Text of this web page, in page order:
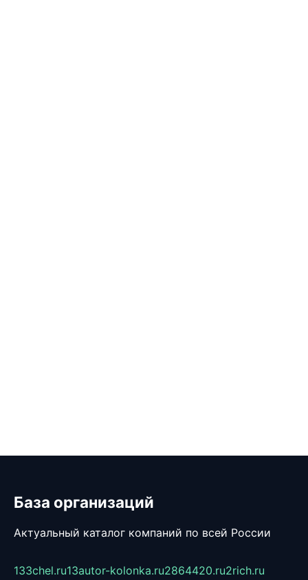
База организаций
Актуальный каталог компаний по всей России
133chel.ru13autor-kolonka.ru2864420.ru2rich.ru